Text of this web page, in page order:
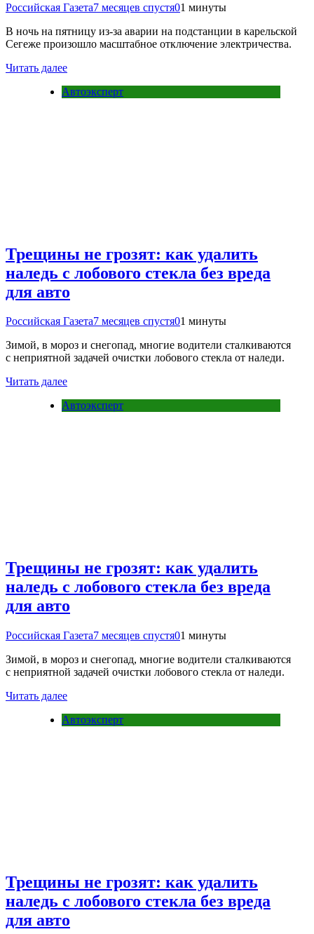
Российская Газета7 месяцев спустя01 минуты
В ночь на пятницу из-за аварии на подстанции в карельской
Сегеже произошло масштабное отключение электричества.
Читать далее
Автоэксперт
Трещины не грозят: как удалить
наледь с лобового стекла без вреда
для авто
Российская Газета7 месяцев спустя01 минуты
Зимой, в мороз и снегопад, многие водители сталкиваются
с неприятной задачей очистки лобового стекла от наледи.
Читать далее
Автоэксперт
Трещины не грозят: как удалить
наледь с лобового стекла без вреда
для авто
Российская Газета7 месяцев спустя01 минуты
Зимой, в мороз и снегопад, многие водители сталкиваются
с неприятной задачей очистки лобового стекла от наледи.
Читать далее
Автоэксперт
Трещины не грозят: как удалить
наледь с лобового стекла без вреда
для авто